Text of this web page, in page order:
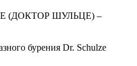
(ДОКТОР ШУЛЬЦЕ) –
бурения Dr. Schulze